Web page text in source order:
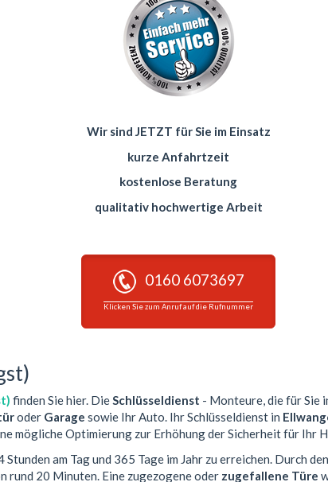
Wir sind JETZT für Sie im Einsatz
kurze Anfahrtzeit
kostenlose Beratung
qualitativ hochwertige Arbeit
0160 6073697
Klicken Sie zum Anruf auf die Rufnummer
finden Sie hier. DieSchlüsseldienst - Monteure, die für Sie
oder Garage sowie Ihr Auto. Ihr Schlüsseldienst in
mögliche Optimierung zur Erhöhung der Sicherheit für Ihr
am Tag und 365 Tage im Jahr zu erreichen. Durch
rund 20 Minuten. Eine zugezogene oder zugefallene Türe